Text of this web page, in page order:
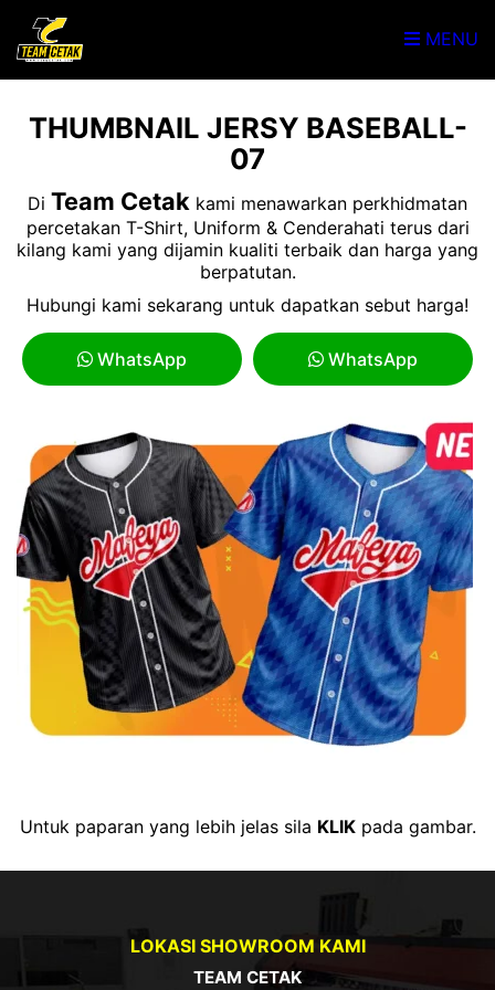
MENU
THUMBNAIL JERSY BASEBALL-
07
Di Team Cetak kami menawarkan perkhidmatan
percetakan T-Shirt, Uniform & Cenderahati terus dari
kilang kami yang dijamin kualiti terbaik dan harga yang
berpatutan.
Hubungi kami sekarang untuk dapatkan sebut harga!
WhatsApp WhatsApp
Untuk paparan yang lebih jelas sila KLIKpada gambar.
LOKASI SHOWROOM KAMI
TEAM CETAK